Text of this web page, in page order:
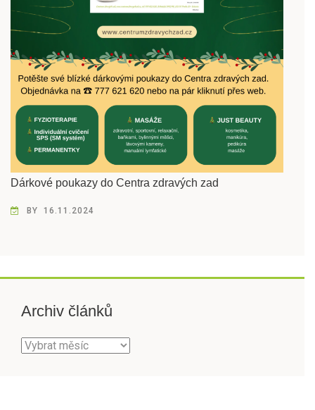
Dárkové poukazy do Centra zdravých zad
BY 16.11.2024
Archiv článků
Archiv